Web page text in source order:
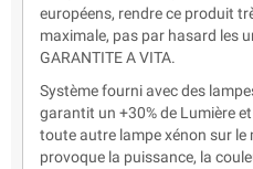
européens, rendre ce produit
maximale, pas par hasard les
GARANTITE A VITA.
Système fourni avec des
garantit un +30% de Lumière
toute autre lampe xénon sur
provoque la puissance, la